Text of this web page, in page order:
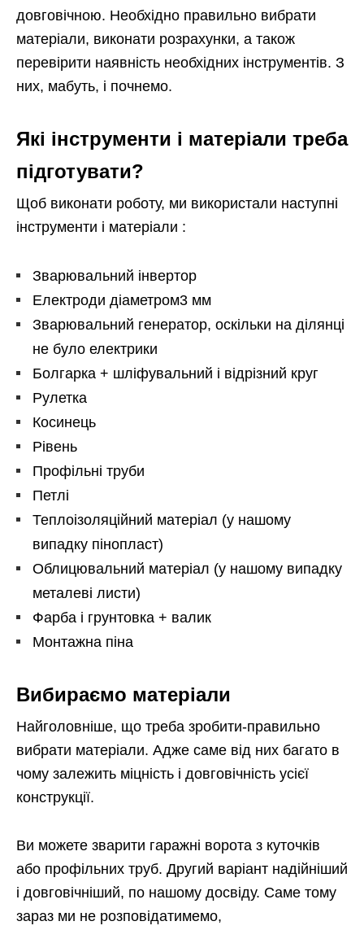
довговічною. Необхідно правильно вибрати
матеріали, виконати розрахунки, а також
перевірити наявність необхідних інструментів. З
них, мабуть, і почнемо.
Які інструменти і матеріали треба
підготувати?
Щоб виконати роботу, ми використали наступні
інструменти і матеріали :
Зварювальний інвертор
Електроди діаметром3 мм
Зварювальний генератор, оскільки на ділянці
не було електрики
Болгарка + шліфувальний і відрізний круг
Рулетка
Косинець
Рівень
Профільні труби
Петлі
Теплоізоляційний матеріал (у нашому
випадку пінопласт)
Облицювальний матеріал (у нашому випадку
металеві листи)
Фарба і грунтовка + валик
Монтажна піна
Вибираємо матеріали
Найголовніше, що треба зробити-правильно
вибрати матеріали. Адже саме від них багато в
чому залежить міцність і довговічність усієї
конструкції.
Ви можете зварити гаражні ворота з куточків
або профільних труб. Другий варіант надійніший
і довговічніший, по нашому досвіду. Саме тому
зараз ми не розповідатимемо,